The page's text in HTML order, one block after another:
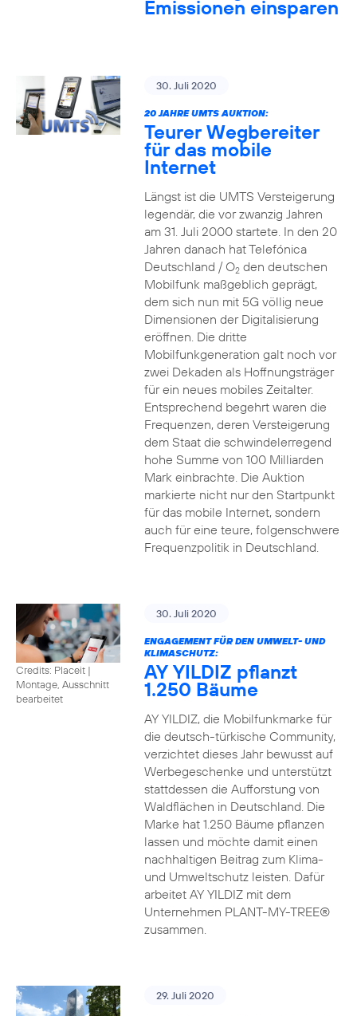
Emissionen einsparen
30. Juli 2020
20 JAHRE UMTS AUKTION:
Teurer Wegbereiter
für das mobile
Internet
Längst ist die UMTS Versteigerung
legendär, die vor zwanzig Jahren
am 31. Juli 2000 startete. In den 20
Jahren danach hat Telefónica
Deutschland / O2den deutschen
Mobilfunk maßgeblich geprägt,
dem sich nun mit 5G völlig neue
Dimensionen der Digitalisierung
eröffnen. Die dritte
Mobilfunkgeneration galt noch vor
zwei Dekaden als Hoffnungsträger
für ein neues mobiles Zeitalter.
Entsprechend begehrt waren die
Frequenzen, deren Versteigerung
dem Staat die schwindelerregend
hohe Summe von 100 Milliarden
Mark einbrachte. Die Auktion
markierte nicht nur den Startpunkt
für das mobile Internet, sondern
auch für eine teure, folgenschwere
Frequenzpolitik in Deutschland.
Credits: Placeit |
Montage, Ausschnitt
bearbeitet
30. Juli 2020
ENGAGEMENT FÜR DEN UMWELT- UND
KLIMASCHUTZ:
AY YILDIZ pflanzt
1.250 Bäume
AY YILDIZ, die Mobilfunkmarke für
die deutsch-türkische Community,
verzichtet dieses Jahr bewusst auf
Werbegeschenke und unterstützt
stattdessen die Aufforstung von
Waldflächen in Deutschland. Die
Marke hat 1.250 Bäume pflanzen
lassen und möchte damit einen
nachhaltigen Beitrag zum Klima-
und Umweltschutz leisten. Dafür
arbeitet AY YILDIZ mit dem
Unternehmen PLANT-MY-TREE®
zusammen.
29. Juli 2020